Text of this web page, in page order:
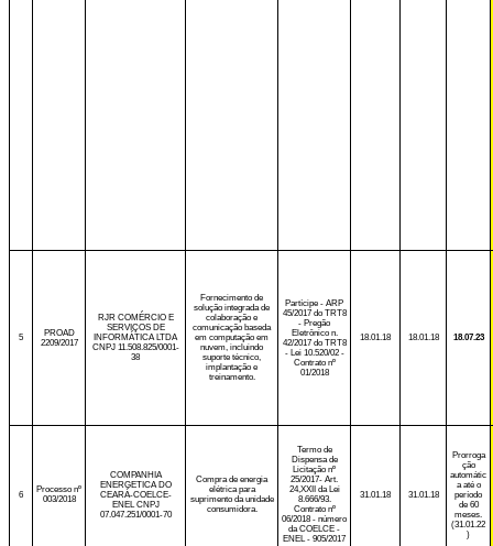
5
PROAD
2209/2017
RJR COMÉRCIO E
SERVIÇOS DE
INFORMÁTICA LTDA
CNPJ 11.508.825/0001-
38
Fornecimento de
solução integrada de
colaboração e
comunicação baseda
em computação em
nuvem, incluindo
suporte técnico,
implantação e
treinamento.
Partícipe - ARP
45/2017 do TRT8
- Pregão
Eletrônico n.
42/2017 do TRT8
- Lei 10.520/02 -
Contrato nº
01/2018
18.01.18 18.01.18 18.07.23
6
Processo nº
003/2018
COMPANHIA
ENERGETICA DO
CEARÁ-COELCE-
ENEL CNPJ
07.047.251/0001-70
Compra de energia
elétrica para
suprimento da unidade
consumidora.
Termo de
Dispensa de
Licitação nº
25/2017- Art.
24,XXII da Lei
8.666/93.
Contrato nº
06/2018 - número
da COELCE -
ENEL - 905/2017
31.01.18 31.01.18
Prorroga
ção
automátic
a até o
período
de 60
meses.
(31.01.22
)